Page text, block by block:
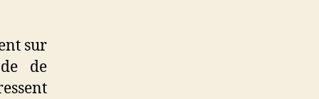
sur
de